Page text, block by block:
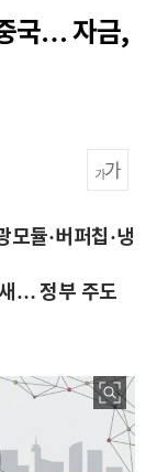
국… 자금,
듈·버퍼칩·냉
… 정부 주도